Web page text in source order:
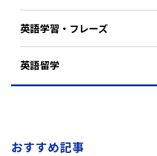
英語学習・フレーズ
英語留学
おすすめ記事